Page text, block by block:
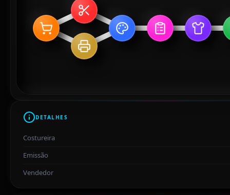
DETALHES
Costureira
Emissão
Vendedor